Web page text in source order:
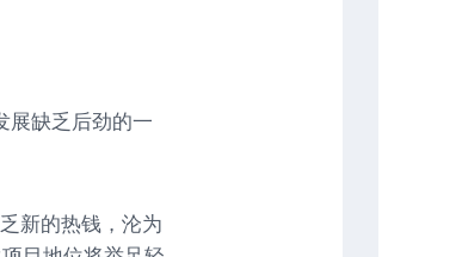
展缺乏后劲的一
新的热钱，沦为